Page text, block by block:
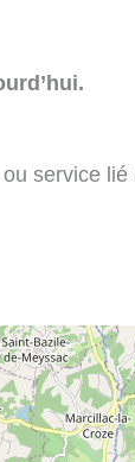
service